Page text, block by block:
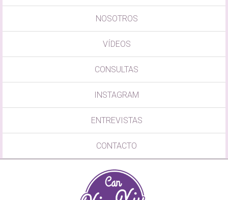
NOSOTROS
VÍDEOS
CONSULTAS
INSTAGRAM
ENTREVISTAS
CONTACTO